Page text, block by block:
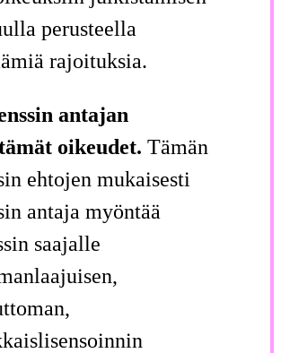
perusteella
rajoituksia.
antajan
oikeudet. Tämän
ehtojen mukaisesti
antaja myöntää
saajalle